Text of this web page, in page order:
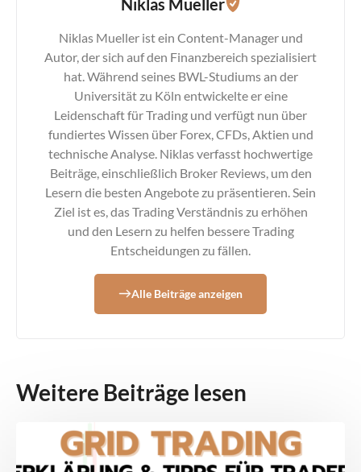
Niklas Mueller ist ein Content-Manager und
Autor, der sich auf den Finanzbereich spezialisiert
hat. Während seines BWL-Studiums an der
Universität zu Köln entwickelte er eine
Leidenschaft für Trading und verfügt nun über
fundiertes Wissen über Forex, CFDs, Aktien und
technische Analyse. Niklas verfasst hochwertige
Beiträge, einschließlich Broker Reviews, um den
Lesern die besten Angebote zu präsentieren. Sein
Ziel ist es, das Trading Verständnis zu erhöhen
und den Lesern zu helfen bessere Trading
Entscheidungen zu fällen.
Alle Beiträge anzeigen
Weitere Beiträge lesen